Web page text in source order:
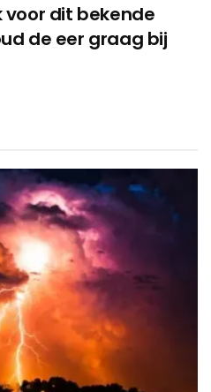
voor dit bekende
de eer graag bij